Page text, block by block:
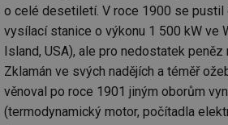
o celé desetiletí. V roce 1900 se pustil
vysílací stanice o výkonu 1 500 kW ve
Island, USA), ale pro nedostatek
Zklamán ve svých nadějích a téměř
věnoval po roce 1901 jiným oborům
(termodynamický motor, počítadla